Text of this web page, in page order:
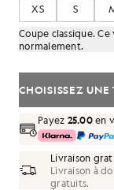
éclair
XS
S
Coupe classique.
normalement.
CHOISISSEZ UNE
Payez 25.00en
Livraison
Livraison à
gratuits.